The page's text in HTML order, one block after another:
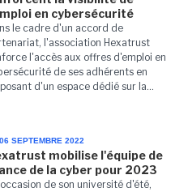
en cybersécurité
le cadre d'un accord de
l'association Hexatrust
l'accès aux offres d'emploi en
de ses adhérents en
d'un espace dédié sur la...
SEPTEMBRE 2022
mobilise l'équipe de
de la cyber pour 2023
de son université d'été,